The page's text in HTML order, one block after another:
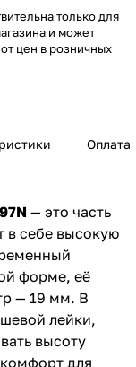
только для
и может
от цен в розничных
Оплата
— это часть
в себе высокую
форме, её
— 19 мм. В
лейки,
высоту
для